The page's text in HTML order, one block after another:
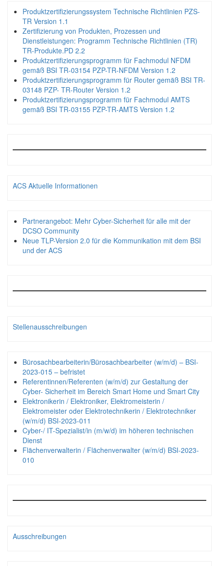
Produktzertifizierungssystem Technische Richtlinien PZS-
TR Version 1.1
Zertifizierung von Produkten, Prozessen und
Dienstleistungen: Programm Technische Richtlinien (TR)
TR-Produkte.PD 2.2
Produktzertifizierungsprogramm für Fachmodul NFDM
gemäß BSI TR-03154 PZP-TR-NFDM Version 1.2
Produktzertifizierungsprogramm für Router gemäß BSI TR-
03148 PZP- TR-Router Version 1.2
Produktzertifizierungsprogramm für Fachmodul AMTS
gemäß BSI TR-03155 PZP-TR-AMTS Version 1.2
ACS Aktuelle Informationen
Partnerangebot: Mehr Cyber-Sicherheit für alle mit der
DCSO Community
Neue TLP-Version 2.0 für die Kommunikation mit dem BSI
und der ACS
Stellenausschreibungen
Bürosachbearbeiterin/Bürosachbearbeiter (w/m/d) – BSI-
2023-015 – befristet
Referentinnen/Referenten (w/m/d) zur Gestaltung der
Cyber- Sicherheit im Bereich Smart Home und Smart City
Elektronikerin / Elektroniker, Elektromeisterin /
Elektromeister oder Elektrotechnikerin / Elektrotechniker
(w/m/d) BSI-2023-011
Cyber-/ IT-Spezialist/in (m/w/d) im höheren technischen
Dienst
Flächenverwalterin / Flächenverwalter (w/m/d) BSI-2023-
010
Ausschreibungen